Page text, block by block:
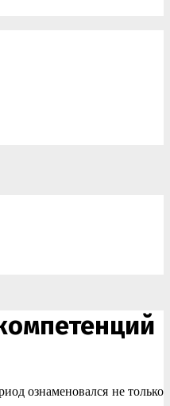
ознаменовался не только